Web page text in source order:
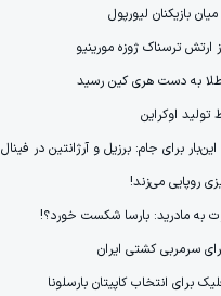
بازیکنان لیورپول
ارتش ترسناک ژوزه مورینیو
به دست هری کین رسید
اوکراین
برای جام: برزیل و آرژانتین در فینال
روپایی می‌زند!
به مادرید: بارسا شکست خورد؟!
سرمربی کشتی ایران
برای انتخاب کاپیتان بارسلونا